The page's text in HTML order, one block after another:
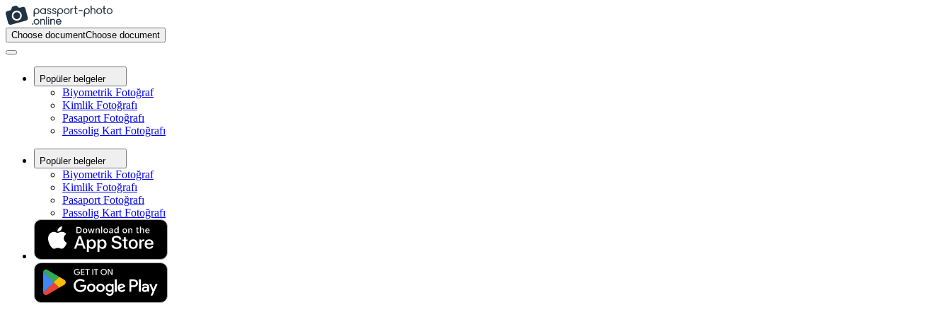
Choose documentChoose document
Popüler belgeler
Biyometrik Fotoğraf
Kimlik Fotoğrafı
Pasaport Fotoğrafı
Passolig Kart Fotoğrafı
Popüler belgeler
Biyometrik Fotoğraf
Kimlik Fotoğrafı
Pasaport Fotoğrafı
Passolig Kart Fotoğrafı